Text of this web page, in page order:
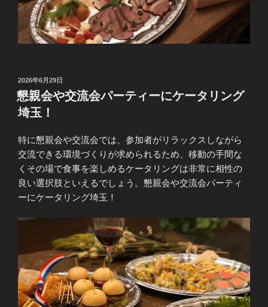
投
稿
日:
2026年6月29日
懇親会や交流会パーティーにケータリング
埼玉！
特に懇親会や交流会では、参加者がリラックスしながら
交流できる環境づくりが求められるため、移動の手間な
くその場で食事を楽しめるケータリングは非常に相性の
良い選択肢といえるでしょう。懇親会や交流会パーティ
ーにケータリング埼玉！